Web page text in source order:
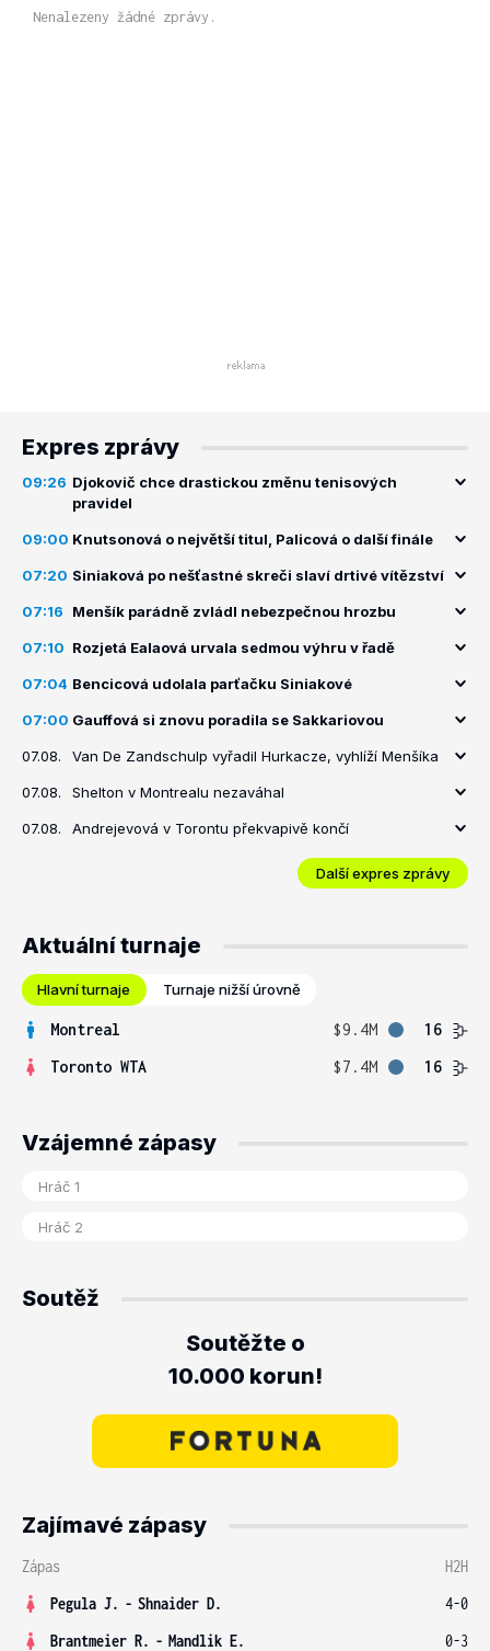
Nenalezeny žádné zprávy.
Expres zprávy
09:26 Djokovič chce drastickou změnu tenisových
pravidel
09:00 Knutsonová o největší titul, Palicová o další finále
07:20 Siniaková po nešťastné skreči slaví drtivé vítězství
07:16 Menšík parádně zvládl nebezpečnou hrozbu
07:10 Rozjetá Ealaová urvala sedmou výhru v řadě
07:04 Bencicová udolala parťačku Siniakové
07:00 Gauffová si znovu poradila se Sakkariovou
07.08. Van De Zandschulp vyřadil Hurkacze, vyhlíží Menšíka
07.08. Shelton v Montrealu nezaváhal
07.08. Andrejevová v Torontu překvapivě končí
Další expres zprávy
Aktuální turnaje
Hlavní turnaje Turnaje nižší úrovně
Montreal $9.4M
16
Toronto WTA
$7.4M 16
Vzájemné zápasy
Soutěž
Soutěžte o
10.000 korun!
Zajímavé zápasy
Zápas
H2H
Pegula J. - Shnaider D.
4-0
Brantmeier R. - Mandlik E.
0-3